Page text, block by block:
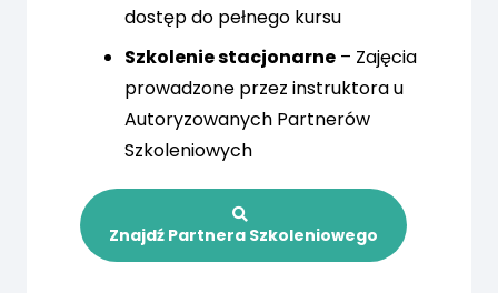
dostęp do pełnego kursu
Szkolenie stacjonarne – Zajęcia
prowadzone przez instruktora u
Autoryzowanych Partnerów
Szkoleniowych
Znajdź Partnera Szkoleniowego